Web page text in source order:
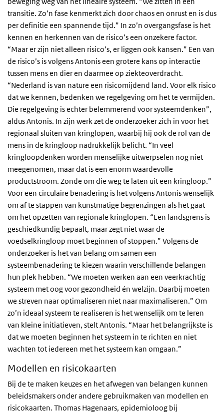
transitie. Zo’n fase kenmerkt zich door chaos en onrust en is dus
per definitie een spannende tijd.” In zo’n overgangsfase is het
kennen en herkennen van de risico’s een onzekere factor.
“Maar er zijn niet alleen risico’s, er liggen ook kansen.” Een van
de risico’s is volgens Antonis een grotere kans op interactie
tussen mens en dier en daarmee op ziekteoverdracht.
“Nederland is van nature een risicomijdend land. Voor elk risico
dat we kennen, bedenken we regelgeving om het te vermijden.
Die regelgeving is echter belemmerend voor systeemdenken”,
aldus Antonis. In zijn werk zet de onderzoeker zich in voor het
regionaal sluiten van kringlopen, waarbij hij ook de rol van de
mens in de kringloop nadrukkelijk belicht. “In veel
kringloopdenken worden menselijke uitwerpselen nog niet
meegenomen, maar dat is een enorm waardevolle
productstroom. Zonde om die weg te laten uit een kringloop.”
Voor een circulaire benadering is het volgens Antonis wenselijk
om af te stappen van kunstmatige begrenzingen als het gaat
om het opzetten van regionale kringlopen. “Een landsgrens is
geschiedkundig bepaalt, maar zegt niet waar de
voedselkringloop moet beginnen of stoppen.” Volgens de
onderzoeker is het van belang om samen een
systeembenadering te kiezen waarin verschillende belangen
hun plek hebben. “We moeten werken aan een veerkrachtig
systeem met oog voor gezondheid én welzijn. Daarbij moeten
we streven naar optimaliseren niet naar maximaliseren.” Om
zo’n ideaal systeem te realiseren is het wenselijk om te leren
van kleine initiatieven, stelt Antonis. “Maar het belangrijkste is
dat we moeten beginnen het systeem in te richten en niet
wachten tot iedereen met het systeem kan omgaan.”
Modellen en risicokaarten
Bij de te maken keuzes en het afwegen van belangen kunnen
beleidsmakers onder andere gebruikmaken van modellen en
risicokaarten. Thomas Hagenaars, epidemioloog bij